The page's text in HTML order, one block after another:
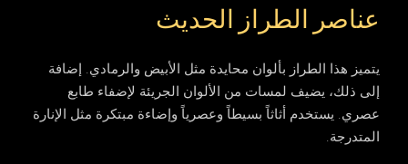
عناصر الطراز الحديث
يتميز هذا الطراز بألوان محايدة مثل الأبيض والرمادي. إضافة
إلى ذلك، يضيف لمسات من الألوان الجريئة لإضفاء طابع
عصري. يستخدم أثاثاً بسيطاً وعصرياً وإضاءة مبتكرة مثل الإنارة
المتدرجة.